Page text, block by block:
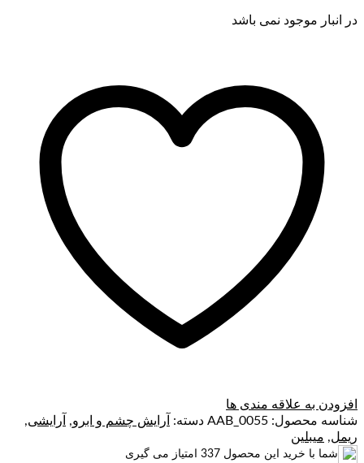
در انبار موجود نمی باشد
افزودن به علاقه مندی ها
شناسه محصول: AAB_0055 دسته: آرایش چشم و ابرو, آرایشی,
ریمل, میبلین
شما با خرید این محصول 337 امتیاز می گیری